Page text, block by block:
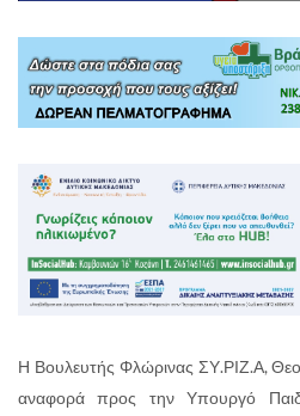
Η Βουλευτής Φλώρινας ΣΥ.ΡΙΖ.Α,
αναφορά προς την Υπουργό